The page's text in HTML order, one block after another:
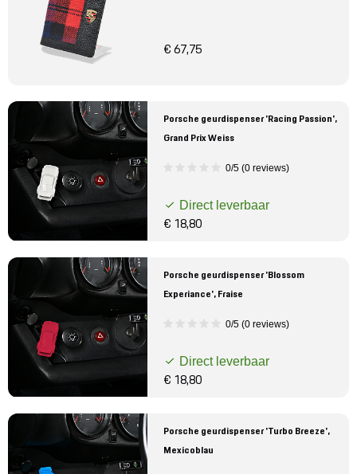
€ 67,75
Porsche geurdispenser 'Racing Passion',
Grand Prix Weiss
0/5 (0 reviews)
Direct leverbaar
€ 18,80
Porsche geurdispenser 'Blossom
Experiance', Fraise
0/5 (0 reviews)
Direct leverbaar
€ 18,80
Porsche geurdispenser 'Turbo Breeze',
Mexicoblau